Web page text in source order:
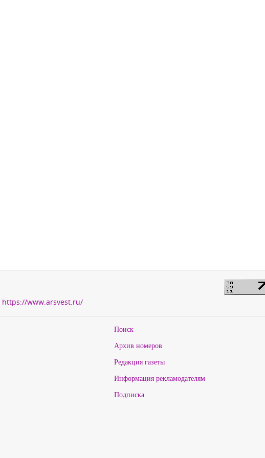
https://www.arsvest.ru/
Поиск
Архив номеров
Редакция газеты
Информация рекламодателям
Подписка